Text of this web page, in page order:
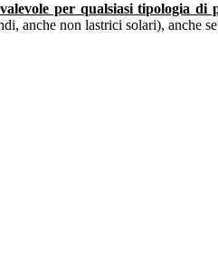
per qualsiasi tipologia di
anche non lastrici solari), anche